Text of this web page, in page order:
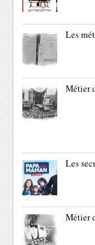
Les
Métier
Les
Métier